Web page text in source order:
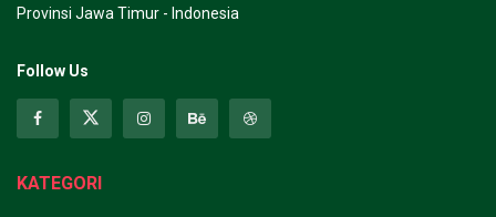
Provinsi Jawa Timur - Indonesia
Follow Us
KATEGORI